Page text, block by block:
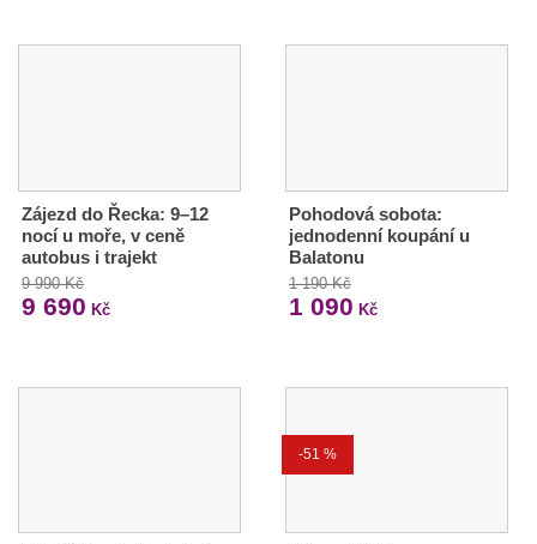
Zájezd do Řecka: 9–12
nocí u moře, v ceně
autobus i trajekt
9 990 Kč
9 690 Kč
Pohodová sobota:
jednodenní koupání u
Balatonu
1 190 Kč
1 090 Kč
-51 %